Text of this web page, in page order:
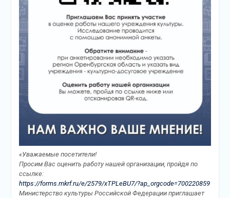
«Уважаемые посетители!
Просим Вас оценить работу нашей организации, пройдя по
ссылке:
https://forms.mkrf.ru/e/2579/xTPLeBU7/?ap_orgcode=700220859
Министерство культуры Российской Федерации приглашает